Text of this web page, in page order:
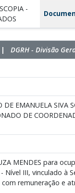
-
| DGRH - Divisão
DE EMANUELA SIVA
DE
MENDES para
Nível III, vinculado à
com remuneração e